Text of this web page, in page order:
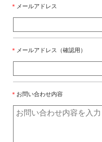
＊ メールアドレス
＊ メールアドレス（確認用）
＊ お問い合わせ内容